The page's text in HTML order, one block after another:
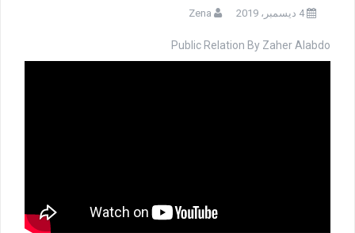
4 ديسمبر، 2019 Zena
Public Relation By Zaher Alabdo